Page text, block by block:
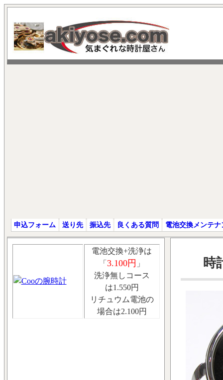
申込フォーム 送り先 振込先 良くある質問 電池交換メンテナ
電池交換+洗浄は
「 3.100円 」
洗浄無しコース
は1.550円
リチュウム電池の
場合は2.100円
時